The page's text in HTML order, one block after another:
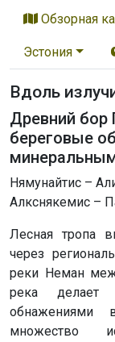
Обзорная
Эстония
Вдоль
Древний бор
береговые
Нямунайтис –
Алкснякемис –
Лесная тропа
через
реки Неман
река делает
множество